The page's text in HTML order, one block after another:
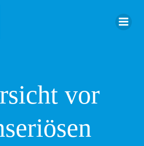
vor